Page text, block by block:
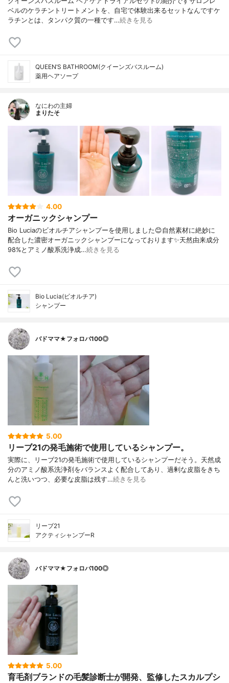
ベルのケラチントリートメントを、自宅で体験出来るセットなんですケ
ラチンとは、タンパク質の一種です…続きを見る
QUEEN’S BATHROOM(クイーンズバスルーム)
薬用ヘアソープ
なにわの主婦
まりたそ
4.00
オーガニックシャンプー
Bio Luciaのビオルチアシャンプーを使用しました😊自然素材に絶妙に
配合した濃密オーガニックシャンプーになっております✨天然由来成分
98%とアミノ酸系洗浄成…続きを見る
Bio Lucia(ビオルチア)
シャンプー
バドママ★フォロバ100◎
5.00
リーブ21の発毛施術で使用しているシャンプー。
実際に、リーブ21の発毛施術で使用しているシャンプーだそう。天然成
分のアミノ酸系洗浄剤をバランスよく配合してあり、過剰な皮脂をきち
んと洗いつつ、必要な皮脂は残す…続きを見る
リーブ21
アクティシャンプーR
バドママ★フォロバ100◎
5.00
育毛剤ブランドの毛髪診断士が開発、監修したスカルプシ